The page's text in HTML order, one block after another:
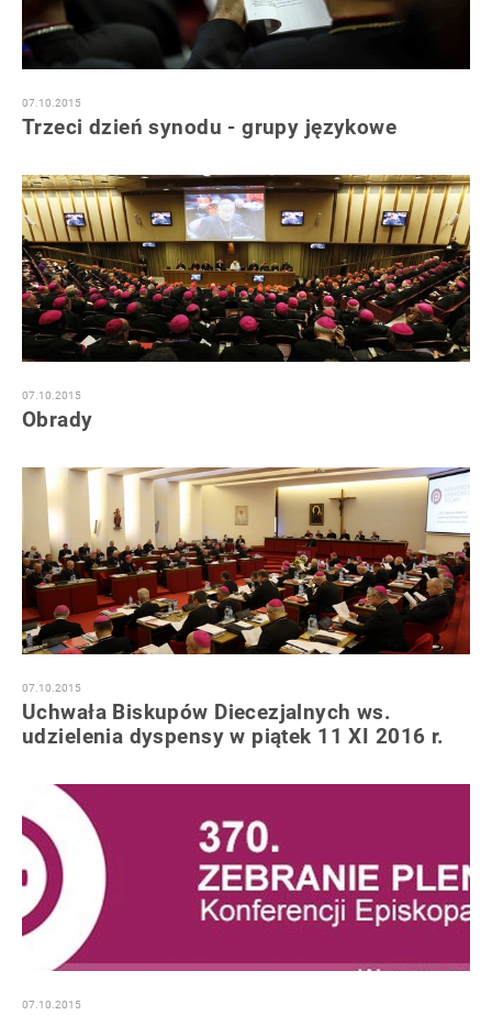
07.10.2015
Trzeci dzień synodu - grupy językowe
07.10.2015
Obrady
07.10.2015
Uchwała Biskupów Diecezjalnych ws.
udzielenia dyspensy w piątek 11 XI 2016 r.
07.10.2015